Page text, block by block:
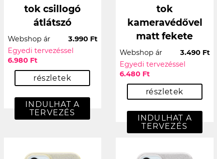
tok csillogó
átlátszó
Webshop ár
3.990 Ft
Egyedi tervezéssel
6.980 Ft
részletek
INDULHAT A
TERVEZÉS
tok
kameravédővel
matt fekete
Webshop ár
3.490 Ft
Egyedi tervezéssel
6.480 Ft
részletek
INDULHAT A
TERVEZÉS